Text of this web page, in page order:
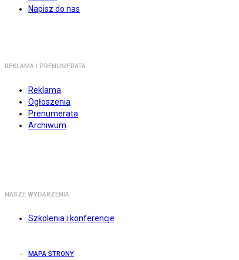
Napisz do nas
REKLAMA I PRENUMERATA
Reklama
Ogłoszenia
Prenumerata
Archiwum
NASZE WYDARZENIA
Szkolenia i konferencje
MAPA STRONY